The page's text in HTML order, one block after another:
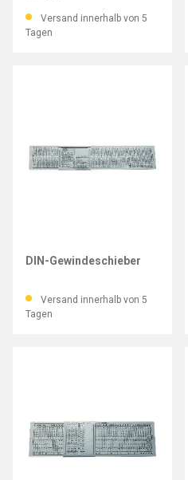
Versand innerhalb von 5
Tagen
DIN-Gewindeschieber
Versand innerhalb von 5
Tagen